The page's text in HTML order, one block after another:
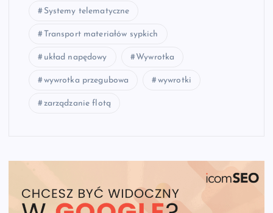
Systemy telematyczne
Transport materiałów sypkich
układ napędowy Wywrotka
wywrotka przegubowa wywrotki
zarządzanie flotą